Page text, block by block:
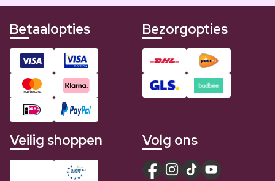
Betaalopties Bezorgopties
Veilig shoppen Volg ons